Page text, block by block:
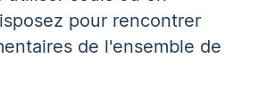
pour rencontrer
de l'ensemble de